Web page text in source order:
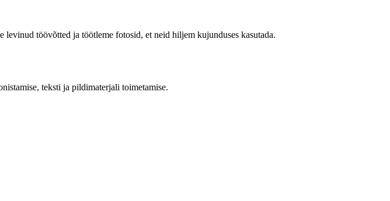
töövõtted ja töötleme fotosid, et neid hiljem kujunduses kasutada.
teksti ja pildimaterjali toimetamise.